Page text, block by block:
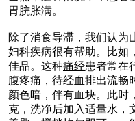
胃脘胀满。
除了消食导滞，我们认为
妇科疾病很有帮助。比如
佳品。这种痛经患者常在
腹疼痛，待经血排出流畅
颜色暗，伴有血块。此时
克，洗净后加入适量水，